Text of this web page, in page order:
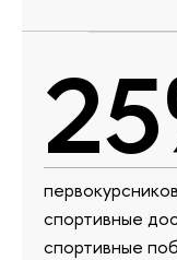
спортивные
спортивные